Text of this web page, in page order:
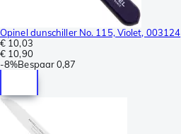
Opinel dunschiller No. 115, Violet, 003124
€ 10,03
€ 10,90
-8%Bespaar0,87